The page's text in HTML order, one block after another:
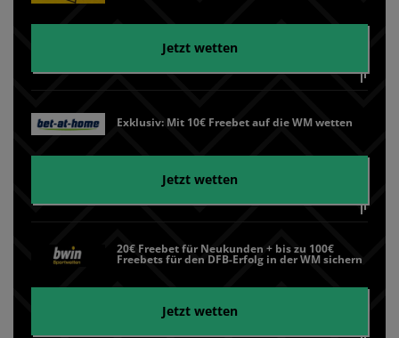
Jetzt wetten
Exklusiv: Mit 10€ Freebet auf die WM wetten
Jetzt wetten
20€ Freebet für Neukunden + bis zu 100€
Freebets für den DFB-Erfolg in der WM sichern
Jetzt wetten